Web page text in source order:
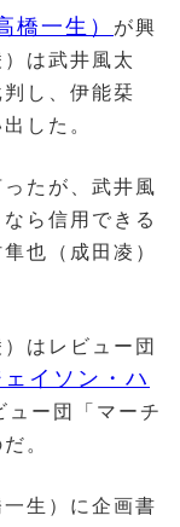
橋一生）
が興
は武井風太
し、伊能栞
した。
たが、武井風
ら信用できる
也（成田凌）
はレビュー団
ェイソン・ハ
ュー団「マーチ
。
生）に企画書